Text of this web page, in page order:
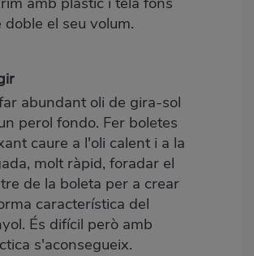
doble el seu volum.
abundant oli de gira-sol
perol fondo. Fer boletes
caure a l'oli calent i a la
molt ràpid, foradar el
de la boleta per a crear
característica del
És difícil però amb
s'aconsegueix.